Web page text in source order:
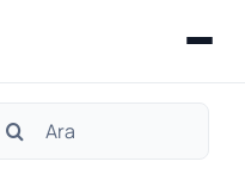
Search